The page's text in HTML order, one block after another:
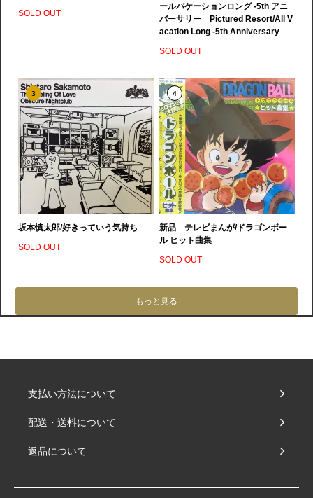
SOLD OUT
ールバケーションロング -5th アニ
バーサリー Pictured Resort/All V
acation Long -5th Anniversary
SOLD OUT
3
坂本慎太郎/好きっていう気持ち
SOLD OUT
4
新品 テレビまんが/ドラゴンボー
ル ヒット曲集
SOLD OUT
もっと見る
支払い方法について
配送・送料について
返品について